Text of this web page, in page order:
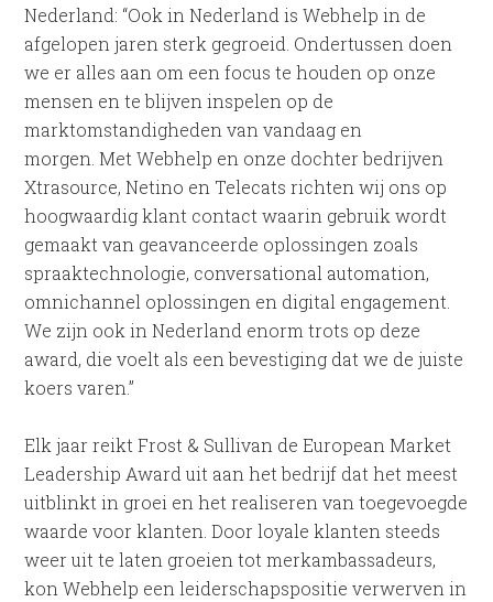
Nederland: “Ook in Nederland is Webhelp in de
afgelopen jaren sterk gegroeid. Ondertussen doen
we er alles aan om een focus te houden op onze
mensen en te blijven inspelen op de
marktomstandigheden van vandaag en
morgen. Met Webhelp en onze dochter bedrijven
Xtrasource, Netino en Telecats richten wij ons op
hoogwaardig klant contact waarin gebruik wordt
gemaakt van geavanceerde oplossingen zoals
spraaktechnologie, conversational automation,
omnichannel oplossingen en digital engagement.
We zijn ook in Nederland enorm trots op deze
award, die voelt als een bevestiging dat we de juiste
koers varen.”
Elk jaar reikt Frost & Sullivan de European Market
Leadership Award uit aan het bedrijf dat het meest
uitblinkt in groei en het realiseren van toegevoegde
waarde voor klanten. Door loyale klanten steeds
weer uit te laten groeien tot merkambassadeurs,
kon Webhelp een leiderschapspositie verwerven in